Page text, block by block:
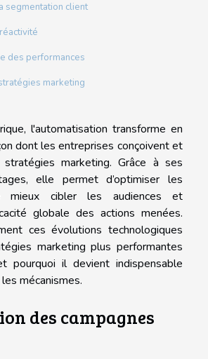
segmentation client
des performances
marketing
l'automatisation transforme en
dont les entreprises conçoivent et
marketing. Grâce à ses
elle permet d’optimiser les
mieux cibler les audiences et
globale des actions menées.
ces évolutions technologiques
marketing plus performantes
pourquoi il devient indispensable
mécanismes.
des campagnes